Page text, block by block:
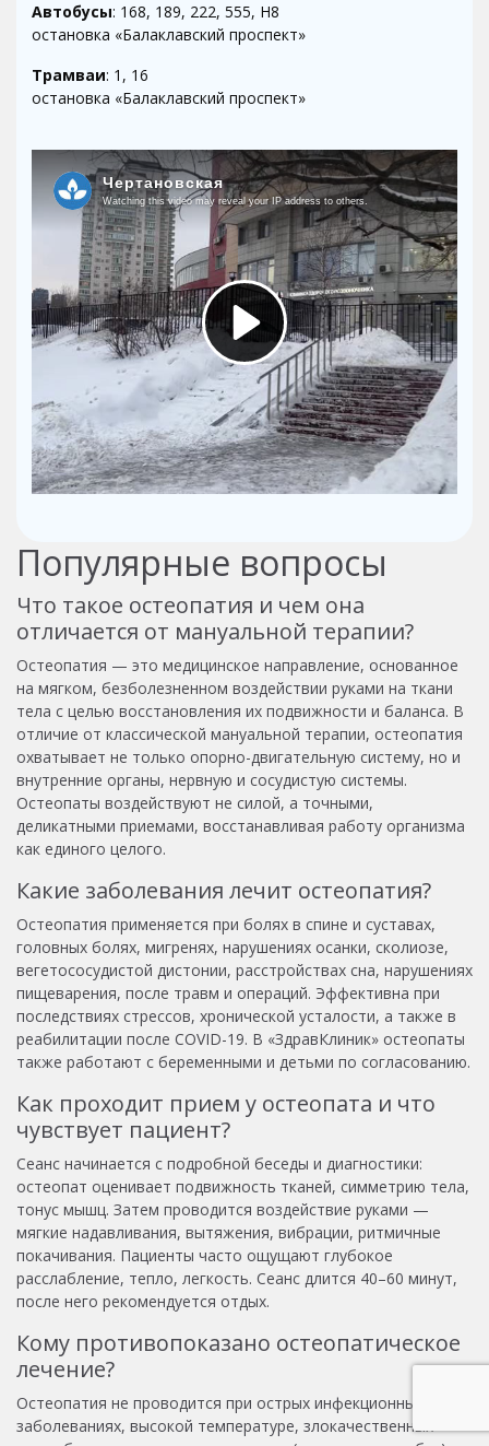
Автобусы: 168, 189, 222, 555, Н8
остановка «Балаклавский проспект»
Трамваи: 1, 16
остановка «Балаклавский проспект»
Популярные вопросы
Что такое остеопатия и чем она
отличается от мануальной терапии?
Остеопатия — это медицинское направление, основанное
на мягком, безболезненном воздействии руками на ткани
тела с целью восстановления их подвижности и баланса. В
отличие от классической мануальной терапии, остеопатия
охватывает не только опорно-двигательную систему, но и
внутренние органы, нервную и сосудистую системы.
Остеопаты воздействуют не силой, а точными,
деликатными приемами, восстанавливая работу организма
как единого целого.
Какие заболевания лечит остеопатия?
Остеопатия применяется при болях в спине и суставах,
головных болях, мигренях, нарушениях осанки, сколиозе,
вегетососудистой дистонии, расстройствах сна, нарушениях
пищеварения, после травм и операций. Эффективна при
последствиях стрессов, хронической усталости, а также в
реабилитации после COVID-19. В «ЗдравКлиник» остеопаты
также работают с беременными и детьми по согласованию.
Как проходит прием у остеопата и что
чувствует пациент?
Сеанс начинается с подробной беседы и диагностики:
остеопат оценивает подвижность тканей, симметрию тела,
тонус мышц. Затем проводится воздействие руками —
мягкие надавливания, вытяжения, вибрации, ритмичные
покачивания. Пациенты часто ощущают глубокое
расслабление, тепло, легкость. Сеанс длится 40–60 минут,
после него рекомендуется отдых.
Кому противопоказано остеопатическое
лечение?
Остеопатия не проводится при острых инфекционных
заболеваниях, высокой температуре, злокачественных